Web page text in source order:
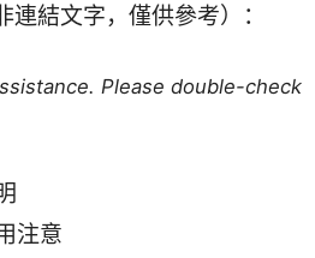
結文字，僅供參考）：
Please double-check
注意